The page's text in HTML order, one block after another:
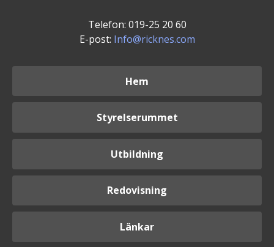
Telefon: 019-25 20 60
E-post: Info@ricknes.com
Hem
Styrelserummet
Utbildning
Redovisning
Länkar